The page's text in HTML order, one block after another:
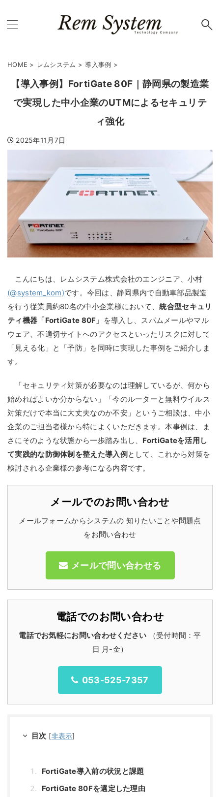
HOME > レムシステム > 導入事例 >
【導入事例】FortiGate 80F｜静岡県の製造業
で実現した中小企業のUTMによるセキュリテ
ィ強化
2025年11月7日
こんにちは、レムシステム株式会社のエンジニア、小村
(@system_kom)です。今回は、静岡県内で自動車部品製造
を行う従業員約80名の中小企業様において、統合型セキュリ
ティ機器「FortiGate 80F」 を導入し、スパムメールやマル
ウェア、不適切サイトへのアクセスといったリスクに対して
「見える化」と「予防」を同時に実現した事例をご紹介しま
す。
「セキュリティ対策が必要なのは理解しているが、何から
始めればよいか分からない」「今のルーターと無料ウイルス
対策だけで本当に大丈夫なのか不安」というご相談は、中小
企業のご担当者様から特によくいただきます。本事例は、ま
さにそのような状態から一歩踏み出し、 FortiGateを活用し
て実践的な防御体制を整えた導入例 として、これから対策を
検討される企業様の参考になる内容です。
メールでのお問い合わせ
メールフォームからシステムの 知りたいことや問題点
をお問い合わせ
メールで問い合わせる
電話でのお問い合わせ
電話でお気軽にお問い合わせください （受付時間：平
日 月-金）
053-525-7357
目次 [非表示]
FortiGate導入前の状況と課題
FortiGate 80Fを選定した理由